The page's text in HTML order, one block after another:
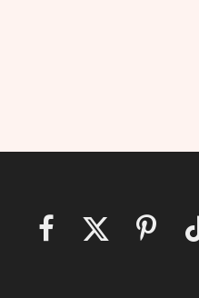
Facebook
X
Pinterest